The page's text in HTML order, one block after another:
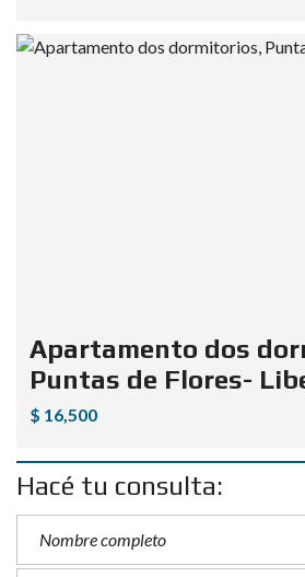
Apartamento dos
Puntas de Flores-
$ 16,500
Hacé tu consulta: